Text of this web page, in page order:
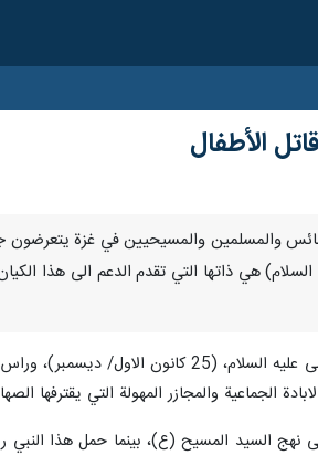
الأطفال
والكنائس والمسلمين والمسيحيين في غزة
هي ذاتها التي تقدم الدعم الى هذا
جاء ذلك خلال اجتماع مجلس الوزراء برعاية الرئيس الايراني، اليوم الاحد، حيث لفت الى اقتراب
الجماعية والمجازر المهولة التي يقترفها
نهج السيد المسيح (ع)، بينما حمل هذا النبي